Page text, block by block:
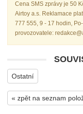
Cena SMS zprávy je 50
Airtoy a.s. Reklamace
777 555, 9 - 17 hodin,
provozovatele:
Ostatní
« zpět na seznam